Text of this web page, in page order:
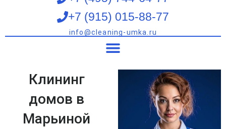
+7 (915) 015-88-77
info@cleaning-umka.ru
Клининг
домов в
Марьиной